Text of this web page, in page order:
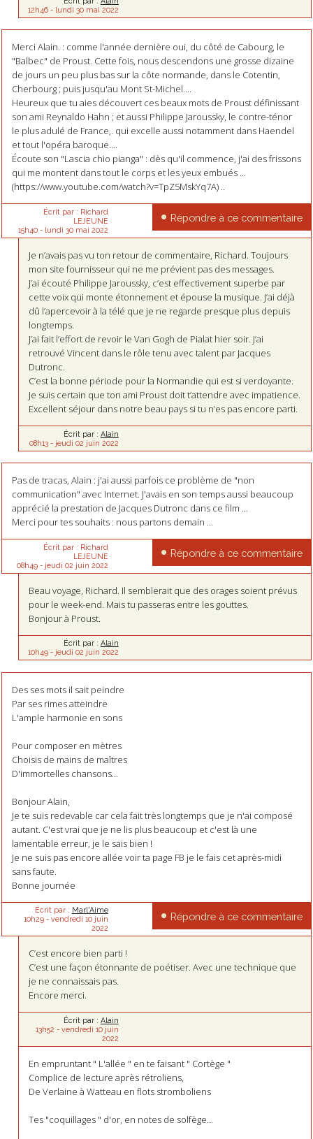
12h46- lundi 30 mai 2022
Merci Alain. : comme l'année dernière oui, du côté de Cabourg, le
"Balbec" de Proust. Cette fois, nous descendons une grosse dizaine
de jours un peu plus bas sur la côte normande, dans le Cotentin,
Cherbourg ; puis jusqu'au Mont St-Michel....
Heureux que tu aies découvert ces beaux mots de Proust définissant
son ami Reynaldo Hahn ; et aussi Philippe Jaroussky, le contre-ténor
le plus adulé de France,. qui excelle aussi notamment dans Haendel
et tout l'opéra baroque....
Écoute son "Lascia chio pianga" : dès qu'il commence, j'ai des frissons
qui me montent dans tout le corps et les yeux embués ...
(https://www.youtube.com/watch?v=TpZ5MskYq7A) ..
Écrit par : Richard
LEJEUNE
15h40- lundi 30 mai 2022
Répondre à ce commentaire
Je n’avais pas vu ton retour de commentaire, Richard. Toujours
mon site fournisseur qui ne me prévient pas des messages.
J’ai écouté Philippe Jaroussky, c’est effectivement superbe par
cette voix qui monte étonnement et épouse la musique. J’ai déjà
dû l’apercevoir à la télé que je ne regarde presque plus depuis
longtemps.
J’ai fait l’effort de revoir le Van Gogh de Pialat hier soir. J’ai
retrouvé Vincent dans le rôle tenu avec talent par Jacques
Dutronc.
C’est la bonne période pour la Normandie qui est si verdoyante.
Je suis certain que ton ami Proust doit t’attendre avec impatience.
Excellent séjour dans notre beau pays si tu n’es pas encore parti.
Écrit par : Alain
08h13- jeudi 02 juin 2022
Pas de tracas, Alain : j'ai aussi parfois ce problème de "non
communication" avec Internet. J'avais en son temps aussi beaucoup
apprécié la prestation de Jacques Dutronc dans ce film ...
Merci pour tes souhaits : nous partons demain ...
Écrit par : Richard
LEJEUNE
08h49- jeudi 02 juin 2022
Répondre à ce commentaire
Beau voyage, Richard. Il semblerait que des orages soient prévus
pour le week-end. Mais tu passeras entre les gouttes.
Bonjour à Proust.
Écrit par : Alain
10h49- jeudi 02 juin 2022
Des ses mots il sait peindre
Par ses rimes atteindre
L'ample harmonie en sons
Pour composer en mètres
Choisis de mains de maîtres
D'immortelles chansons...
Bonjour Alain,
Je te suis redevable car cela fait très longtemps que je n'ai composé
autant. C'est vrai que je ne lis plus beaucoup et c'est là une
lamentable erreur, je le sais bien !
Je ne suis pas encore allée voir ta page FB je le fais cet après-midi
sans faute.
Bonne journée
Écrit par : Marl'Aime
10h29- vendredi 10 juin
2022
Répondre à ce commentaire
C’est encore bien parti !
C’est une façon étonnante de poétiser. Avec une technique que
je ne connaissais pas.
Encore merci.
Écrit par : Alain
13h52 - vendredi 10 juin
2022
En empruntant " L'allée " en te faisant " Cortège "
Complice de lecture après rétroliens,
De Verlaine à Watteau en flots stromboliens
Tes "coquillages " d'or, en notes de solfège...